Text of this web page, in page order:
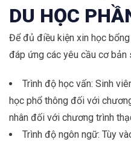
DU HỌC
Để đủ điều kiện xin học
đáp ứng các yêu cầu cơ bản
Trình độ học vấn: Sinh
học phổ thông đối với
nhân đối với chương trình
Trình độ ngôn ngữ: Tùy